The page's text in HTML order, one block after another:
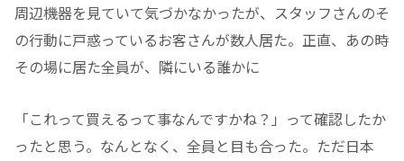
周辺機器を見ていて気づかなかったが、スタッフさんのそ
の行動に戸惑っているお客さんが数人居た。正直、あの時
その場に居た全員が、隣にいる誰かに
「これって買えるって事なんですかね？」って確認したか
ったと思う。なんとなく、全員と目も合った。ただ日本